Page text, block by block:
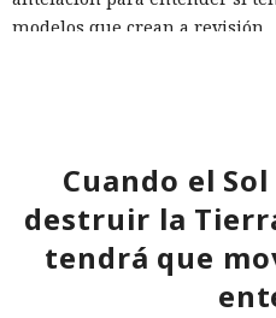
modelos que crean a revisión.
funcionamiento solo están
y los participantes de las
Cuando el
destruir la
tendrá que